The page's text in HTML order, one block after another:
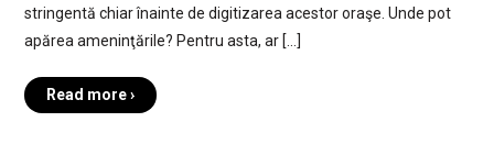
stringentă chiar înainte de digitizarea acestor oraşe. Unde pot
apărea ameninţările? Pentru asta, ar […]
Read more ›